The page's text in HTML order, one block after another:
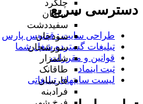
چلگرد
سامان
سفیددشت
سودجان
سورشجان
شلمزار
طاقانک
فارسان
فرادبنه
دسترسی سریع
طراحی سایت :‌ ققنوس پارس
تبلیغات گسترده شغل شما
قوانین و مقررات
ثبت اینماد
لیست سایتهای تبلیغاتی